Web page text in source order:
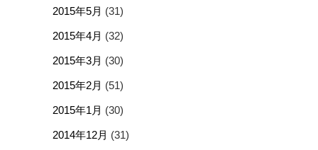
2015年5月 (31)
2015年4月 (32)
2015年3月 (30)
2015年2月 (51)
2015年1月 (30)
2014年12月 (31)